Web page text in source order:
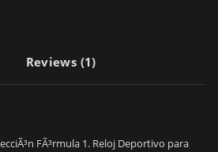
Reviews (1)
FÃ³rmula 1. Reloj Deportivo para